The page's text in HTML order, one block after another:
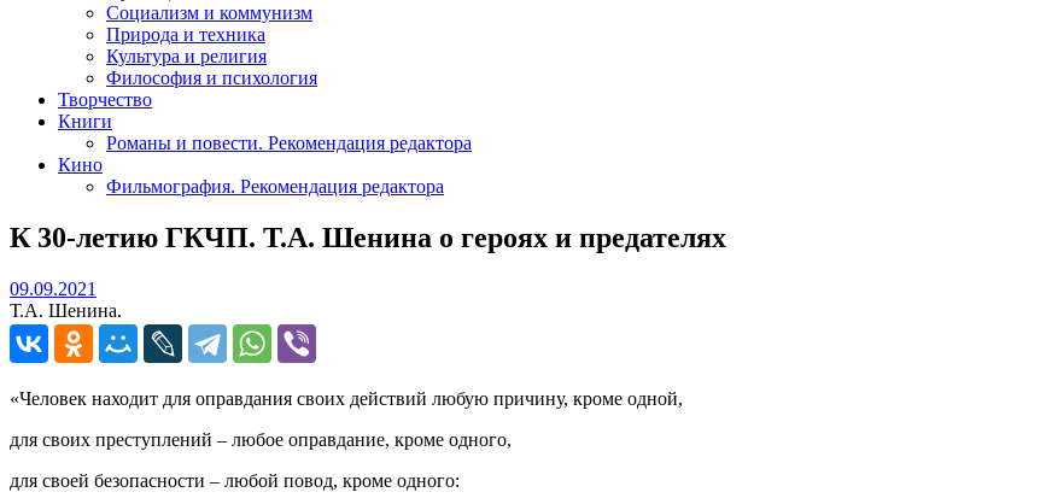
Социализм и коммунизм
Природа и техника
Культура и религия
Философия и психология
Творчество
Книги
Романы и повести. Рекомендация редактора
Кино
Фильмография. Рекомендация редактора
К 30-летию ГКЧП. Т.А. Шенина о героях и предателях
09.09.2021
Т.А. Шенина.
«Человек находит для оправдания своих действий любую причину, кроме одной,
для своих преступлений – любое оправдание, кроме одного,
для своей безопасности – любой повод, кроме одного: